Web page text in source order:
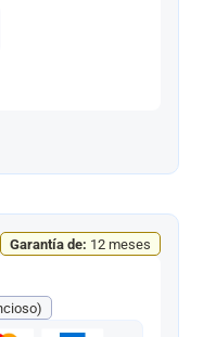
Garantía de: 12 meses